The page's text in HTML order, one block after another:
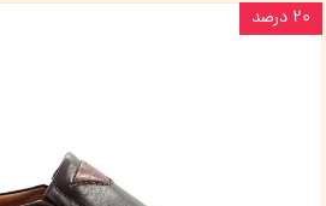
۲۰ درصد